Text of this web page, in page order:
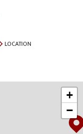
LOCATION
+
−